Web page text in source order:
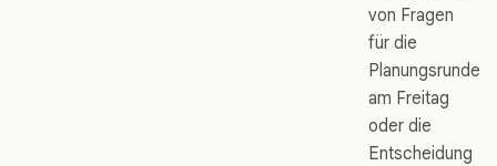
von Fragen
für die
Planungsrunde
am Freitag
oder die
Entscheidung